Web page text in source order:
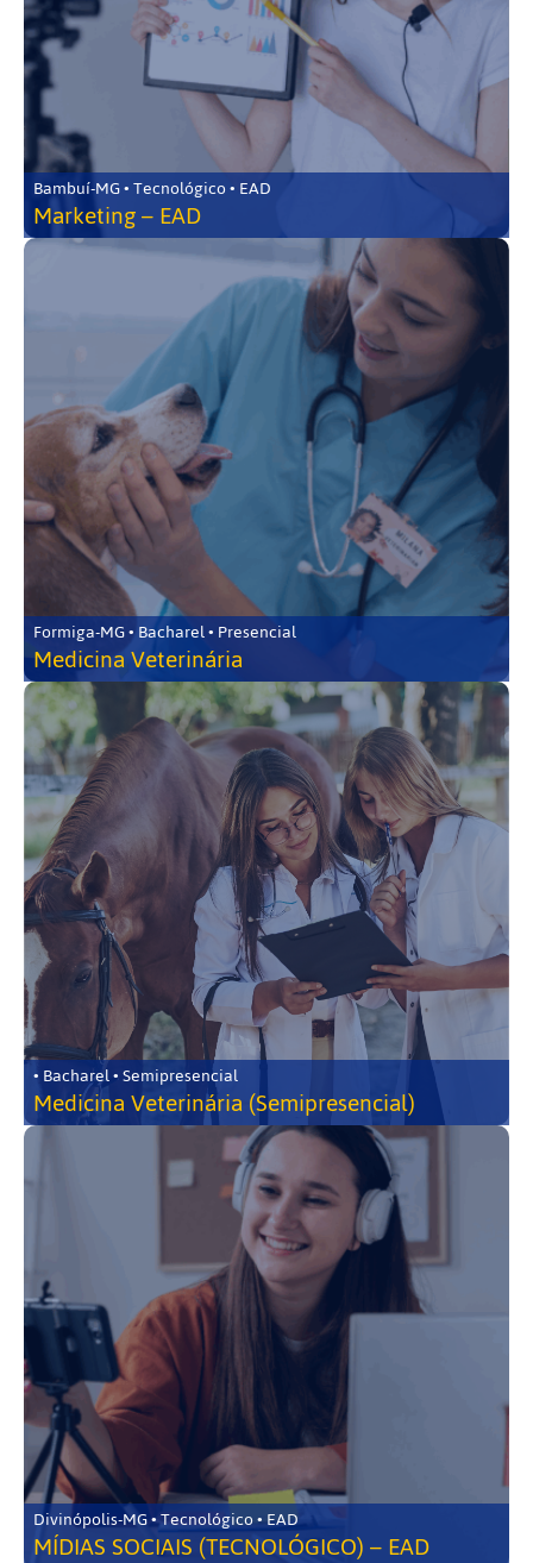
Bambuí-MG • Tecnológico • EAD
Marketing – EAD
Formiga-MG • Bacharel • Presencial
Medicina Veterinária
• Bacharel • Semipresencial
Medicina Veterinária (Semipresencial)
Divinópolis-MG • Tecnológico • EAD
MÍDIAS SOCIAIS (TECNOLÓGICO) – EAD